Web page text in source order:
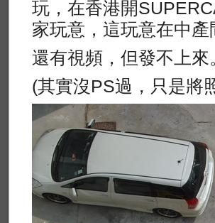
玩，在香港開
家玩意，這玩意在中
還有視頻，但發不上來
(其實沒PS過，只是將